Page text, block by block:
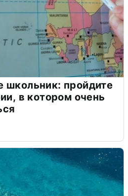
школьник: пройдите
в котором очень